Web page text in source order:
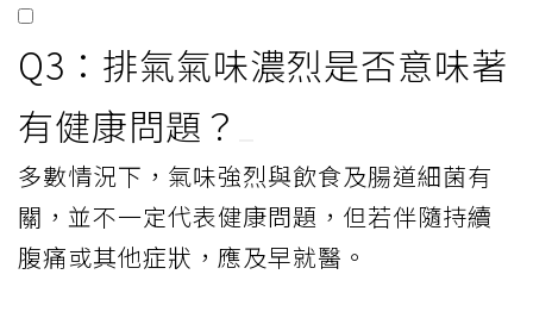
Q3：排氣氣味濃烈是否意味著
有健康問題？
多數情況下，氣味強烈與飲食及腸道細菌有
關，並不一定代表健康問題，但若伴隨持續
腹痛或其他症狀，應及早就醫。